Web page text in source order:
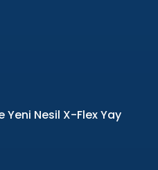
Nesil X-Flex Yay